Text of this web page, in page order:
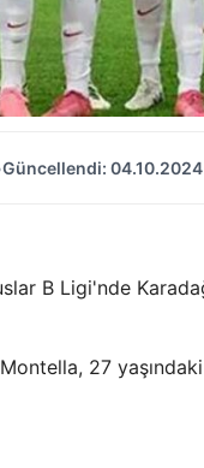
Güncellendi:
B Ligi'nde
27